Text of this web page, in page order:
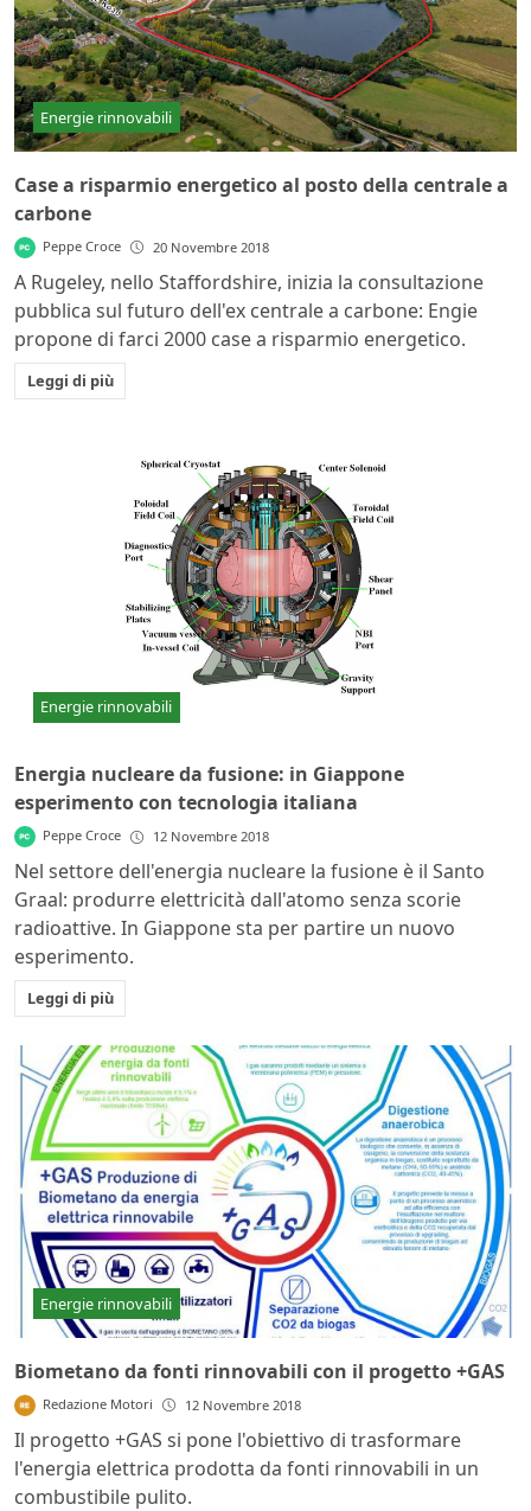
Energie rinnovabili
Case a risparmio energetico al posto della centrale a
carbone
Peppe Croce 20 Novembre 2018
A Rugeley, nello Staffordshire, inizia la consultazione
pubblica sul futuro dell'ex centrale a carbone: Engie
propone di farci 2000 case a risparmio energetico.
Leggi di più
Energie rinnovabili
Energia nucleare da fusione: in Giappone
esperimento con tecnologia italiana
Peppe Croce 12 Novembre 2018
Nel settore dell'energia nucleare la fusione è il Santo
Graal: produrre elettricità dall'atomo senza scorie
radioattive. In Giappone sta per partire un nuovo
esperimento.
Leggi di più
Energie rinnovabili
Biometano da fonti rinnovabili con il progetto +GAS
Redazione Motori 12 Novembre 2018
Il progetto +GAS si pone l'obiettivo di trasformare
l'energia elettrica prodotta da fonti rinnovabili in un
combustibile pulito.